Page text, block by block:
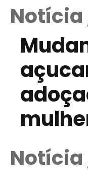
Notícia
Notícia